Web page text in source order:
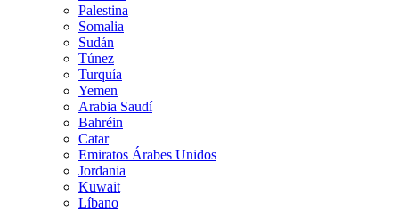
Palestina
Somalia
Sudán
Túnez
Turquía
Yemen
Arabia Saudí
Bahréin
Catar
Emiratos Árabes Unidos
Jordania
Kuwait
Líbano